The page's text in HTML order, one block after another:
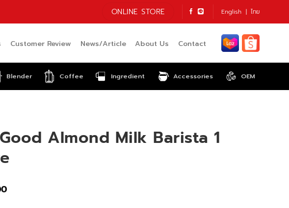
ONLINE STORE English ไทย
Customer Review News/Article About Us Contact
Blender Coffee Ingredient Accessories OEM
Almond Milk Barista 1